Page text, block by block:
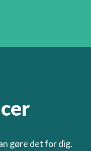
gøre det for dig.